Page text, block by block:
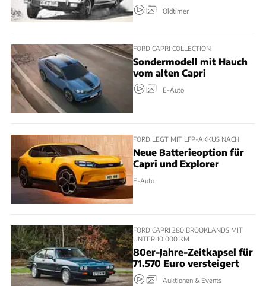
Oldtimer
FORD CAPRI COLLECTION
Sondermodell mit Hauch
vom alten Capri
E-Auto
FORD LEGT MIT LFP-AKKUS NACH
Neue Batterieoption für
Capri und Explorer
E-Auto
FORD CAPRI 280 BROOKLANDS MIT
UNTER 10.000 KM
80er-Jahre-Zeitkapsel für
71.570 Euro versteigert
Auktionen & Events